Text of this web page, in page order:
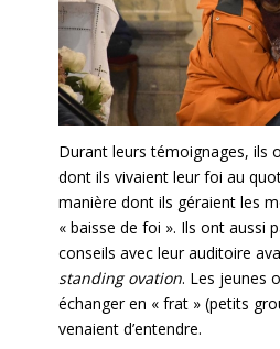
Durant leurs témoignages, ils
dont ils vivaient leur foi au
manière dont ils géraient les
« baisse de foi ». Ils ont aussi
conseils avec leur auditoire
standing ovation. Les jeunes
échanger en « frat » (petits
venaient d’entendre.